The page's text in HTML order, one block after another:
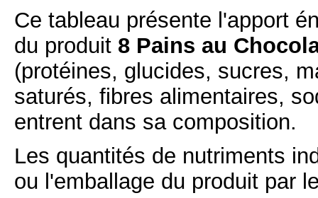
Ce tableau présente l'apport
du produit 8 Pains au
(protéines, glucides, sucres,
saturés, fibres alimentaires,
entrent dans sa composition.
Les quantités de nutriments
ou l'emballage du produit par